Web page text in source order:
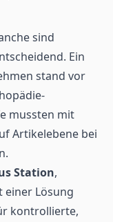
sind
Ein
stand vor
mussten mit
Artikelebene bei
Station,
einer Lösung
kontrollierte,